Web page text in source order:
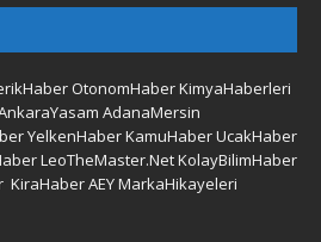
OtonomHaberKimyaHaberleri
AdanaMersin
YelkenHaberKamuHaberUcakHaber
LeoTheMaster.NetKolayBilimHaber
KiraHaberAEYMarkaHikayeleri